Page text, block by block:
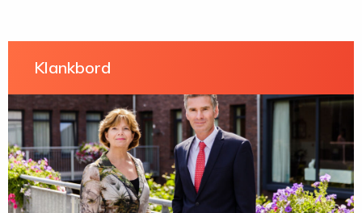
Klankbord